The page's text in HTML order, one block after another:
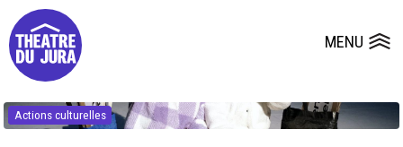
MENU
Presse
Salles
Dépôts de dossiers
Actions culturelles